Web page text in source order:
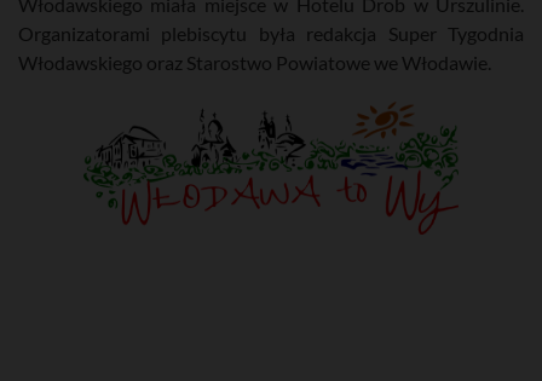
Organizatorami plebiscytu była redakcja Super Tygodnia
Włodawskiego oraz Starostwo Powiatowe we Włodawie.